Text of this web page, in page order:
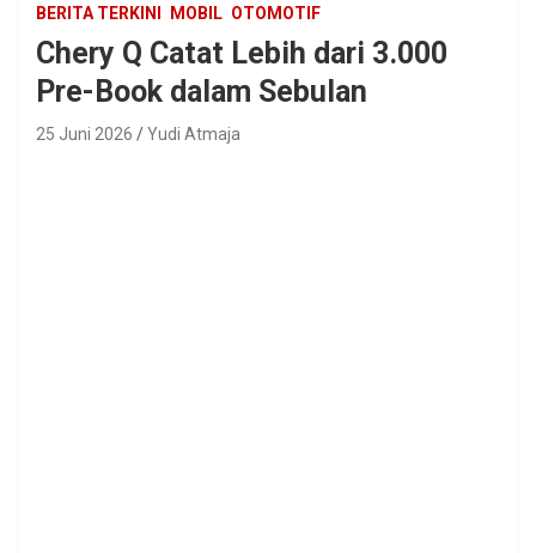
BERITA TERKINI MOBIL OTOMOTIF
Chery Q Catat Lebih dari 3.000
Pre-Book dalam Sebulan
25 Juni 2026 Yudi Atmaja